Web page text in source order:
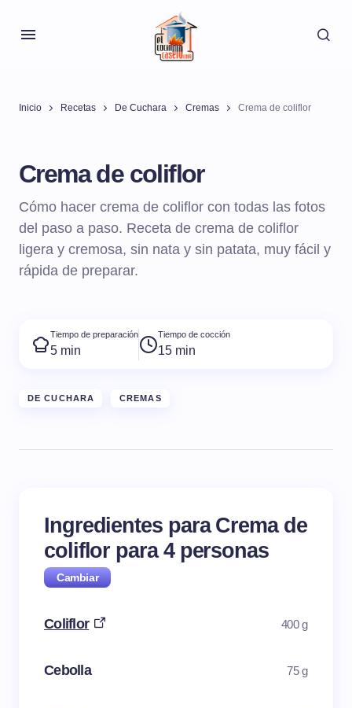
Inicio Recetas De Cuchara Cremas Crema de coliflor
Crema de coliflor
Cómo hacer crema de coliflor con todas las fotos
del paso a paso. Receta de crema de coliflor
ligera y cremosa, sin nata y sin patata, muy fácil y
rápida de preparar.
Tiempo de preparación
5 min
Tiempo de cocción
15 min
DE CUCHARA CREMAS
Ingredientes para Crema de
coliflor para4 personas
Coliflor 400 g
Cebolla 75 g